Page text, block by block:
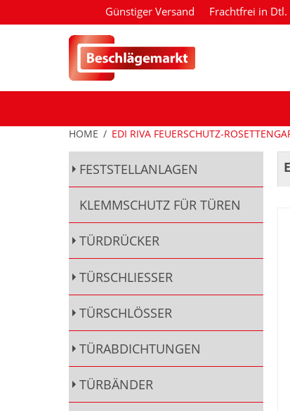
Günstiger Versand Frachtfrei in
HOME / EDI RIVA FEUERSCHUTZ-
FESTSTELLANLAGEN
KLEMMSCHUTZ FÜR TÜREN
TÜRDRÜCKER
TÜRSCHLIESSER
TÜRSCHLÖSSER
TÜRABDICHTUNGEN
TÜRBÄNDER